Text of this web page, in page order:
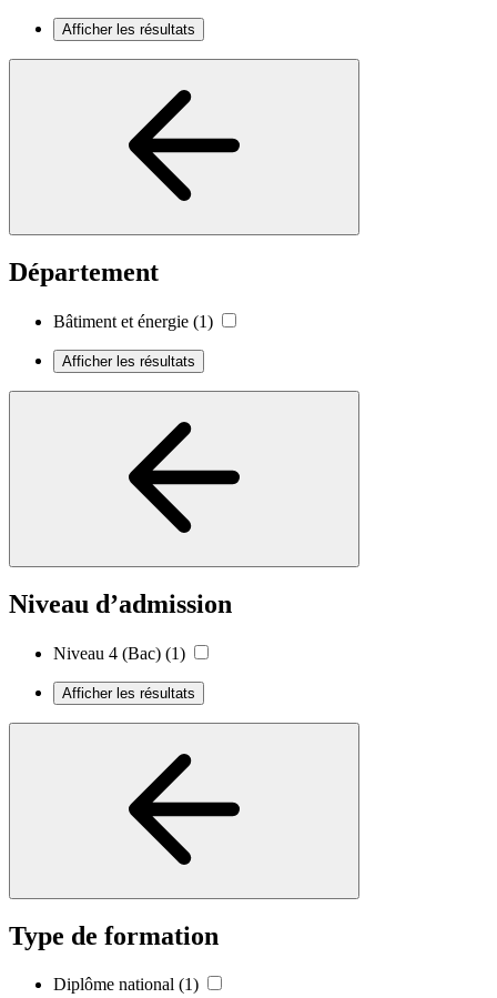
Afficher les résultats
Département
Bâtiment et énergie (1)
Afficher les résultats
Niveau d’admission
Niveau 4 (Bac) (1)
Afficher les résultats
Type de formation
Diplôme national (1)